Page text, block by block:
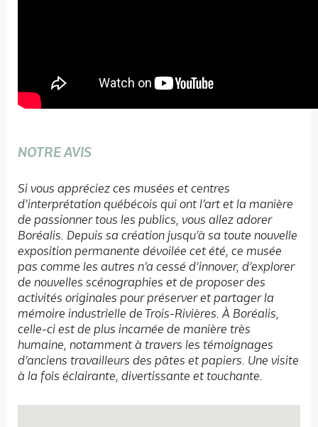
NOTRE AVIS
Si vous appréciez ces musées et centres
d’interprétation québécois qui ont l’art et la manière
de passionner tous les publics, vous allez adorer
Boréalis. Depuis sa création jusqu’à sa toute nouvelle
exposition permanente dévoilée cet été, ce musée
pas comme les autres n’a cessé d’innover, d’explorer
de nouvelles scénographies et de proposer des
activités originales pour préserver et partager la
mémoire industrielle de Trois-Rivières. À Boréalis,
celle-ci est de plus incarnée de manière très
humaine, notamment à travers les témoignages
d’anciens travailleurs des pâtes et papiers. Une visite
à la fois éclairante, divertissante et touchante.